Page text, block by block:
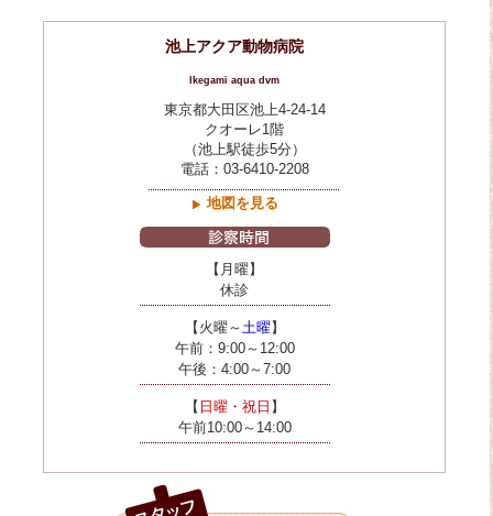
池上アクア動物病院
Ikegami aqua dvm
東京都大田区池上4-24-14
クオーレ1階
（池上駅徒歩5分）
電話：03-6410-2208
地図を見る
【月曜】
休診
【火曜～ 土曜】
午前：9:00～12:00
午後：4:00～7:00
【 日曜・祝日 】
午前10:00～14:00